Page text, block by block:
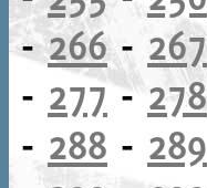
-266- 267
- 277-278
- 288 - 289